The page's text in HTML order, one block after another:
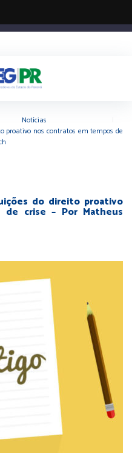
Notícias
proativo nos contratos em tempos de
do direito proativo
crise – Por Matheus